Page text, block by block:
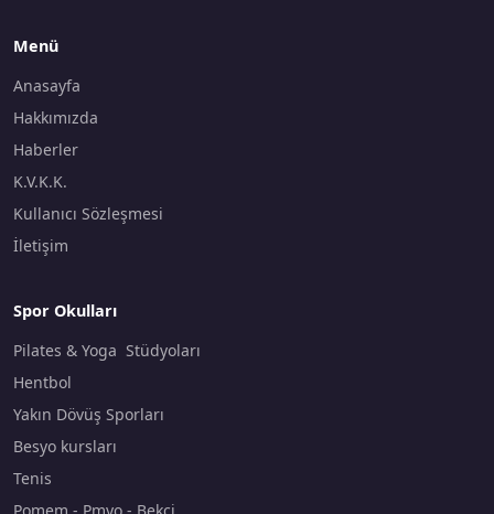
Menü
Anasayfa
Hakkımızda
Haberler
K.V.K.K.
Kullanıcı Sözleşmesi
İletişim
Spor Okulları
Pilates & Yoga Stüdyoları
Hentbol
Yakın Dövüş Sporları
Besyo kursları
Tenis